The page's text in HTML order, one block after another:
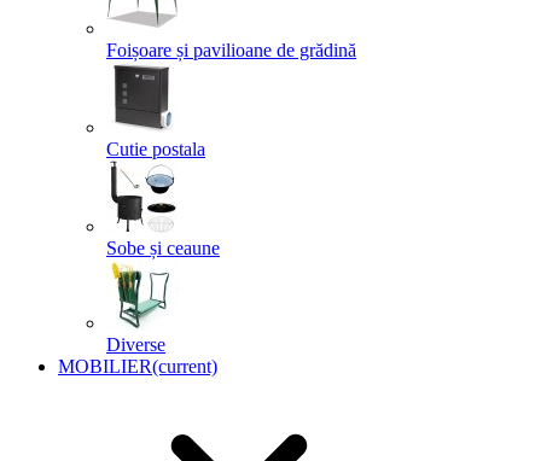
Foișoare și pavilioane de grădină
Cutie postala
Sobe și ceaune
Diverse
MOBILIER(current)